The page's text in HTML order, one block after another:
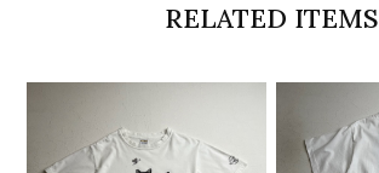
RELATED ITEMS